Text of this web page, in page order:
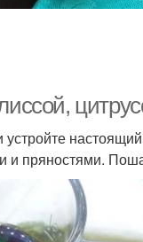
и пряностями.